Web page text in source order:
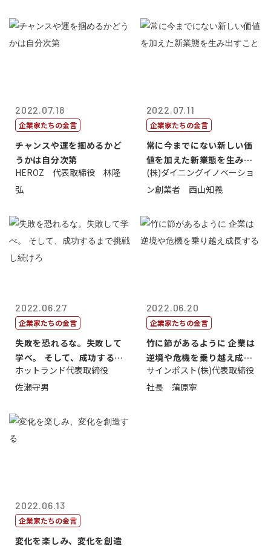
2022.07.18
企業家たちの金言
チャンスや運を掴めるかど
うかは自分次第
HEROZ 代表取締役 林隆
弘
2022.07.11
企業家たちの金言
常に今までにない新しい価
値を加えた新業態を生み出
すこと
(株)ダイニングイノベーショ
ン創業者 西山知義
2022.06.27
企業家たちの金言
失敗を恐れるな。失敗して
学べ。 そして、成功するま
で挑戦し続...
ホットランド代表取締役
佐瀬守男
2022.06.20
企業家たちの金言
竹に節があるように 企業は
逆境や危機を乗り越え成長
する
サインポスト(株)代表取締役
社長 蒲原寧
2022.06.13
企業家たちの金言
変化を楽しみ、変化を創造